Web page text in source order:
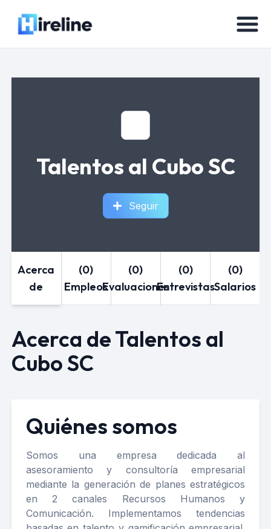
Talentos al Cubo SC
Seguir
Acerca
de
(0)
Empleos
(0)
Evaluaciones
(0)
Entrevistas
(0)
Salarios
Acerca de Talentos al
Cubo SC
Quiénes somos
Somos una empresa dedicada al
asesoramiento y consultoría empresarial
mediante la generación de planes estratégicos
en 2 canales Recursos Humanos y
Comunicación. Implementamos tendencias